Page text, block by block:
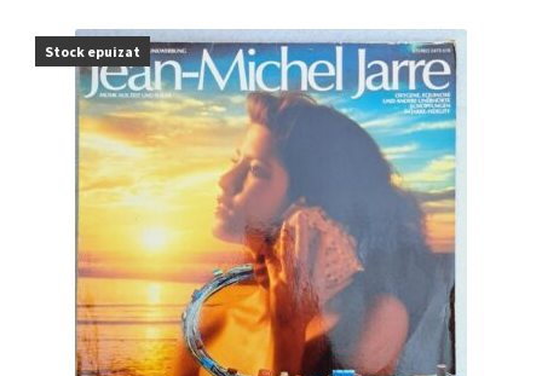
Stock epuizat